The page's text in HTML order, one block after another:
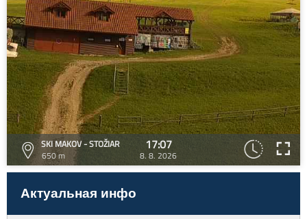
SKI MAKOV - STOŽIAR
650 m
17:07
8. 8. 2026
Актуальная инфо